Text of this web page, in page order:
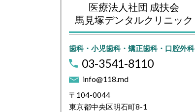
医療法人社団 成扶会
馬見塚デンタルクリニック
歯科・小児歯科・矯正歯科・口腔外科
03-3541-8110
info@118.md
〒104-0044
東京都中央区明石町8-1